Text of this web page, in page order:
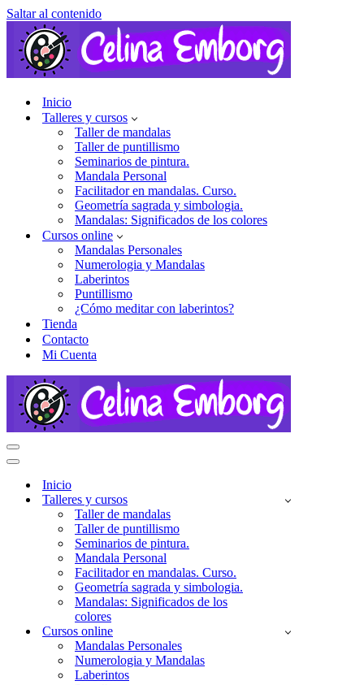
Saltar al contenido
Inicio
Talleres y cursos
Taller de mandalas
Taller de puntillismo
Seminarios de pintura.
Mandala Personal
Facilitador en mandalas. Curso.
Geometría sagrada y simbologia.
Mandalas: Significados de los colores
Cursos online
Mandalas Personales
Numerologia y Mandalas
Laberintos
Puntillismo
¿Cómo meditar con laberintos?
Tienda
Contacto
Mi Cuenta
Menú
de
Menú
navegación
Inicio
Talleres y cursos
Taller de mandalas
Taller de puntillismo
Seminarios de pintura.
Mandala Personal
Facilitador en mandalas. Curso.
Geometría sagrada y simbologia.
Mandalas: Significados de los
colores
Cursos online
Mandalas Personales
Numerologia y Mandalas
Laberintos